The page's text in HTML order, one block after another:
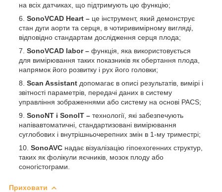
на всіх датчиках, що підтримують цю функцію;
SonoVCAD Heart – це інструмент, який демонструє
стан дуги аорти та серця, в чотиривимірному вигляді,
відповідно стандартам дослідження серця плода;
SonoVCAD labor – функція, яка використовується
для вимірювання таких показників як обертання плода,
напрямок його розвитку і рух його головки;
Scan Assistant допомагає в описі результатів, вимірі і
звітності параметрів, передачі даних в систему
управління зображеннями або систему на основі PACS;
SonoNT і SonoIT – технології, які забезпечують
напівавтоматичні, стандартизовані вимірювання
суглобових і внутрішньочерепних змін в 1-му триместрі;
SonoAVC надає візуалізацію гіпоехогенних структур,
таких як фолікули яєчників, мозок плоду або
соногістограми.
Приховати